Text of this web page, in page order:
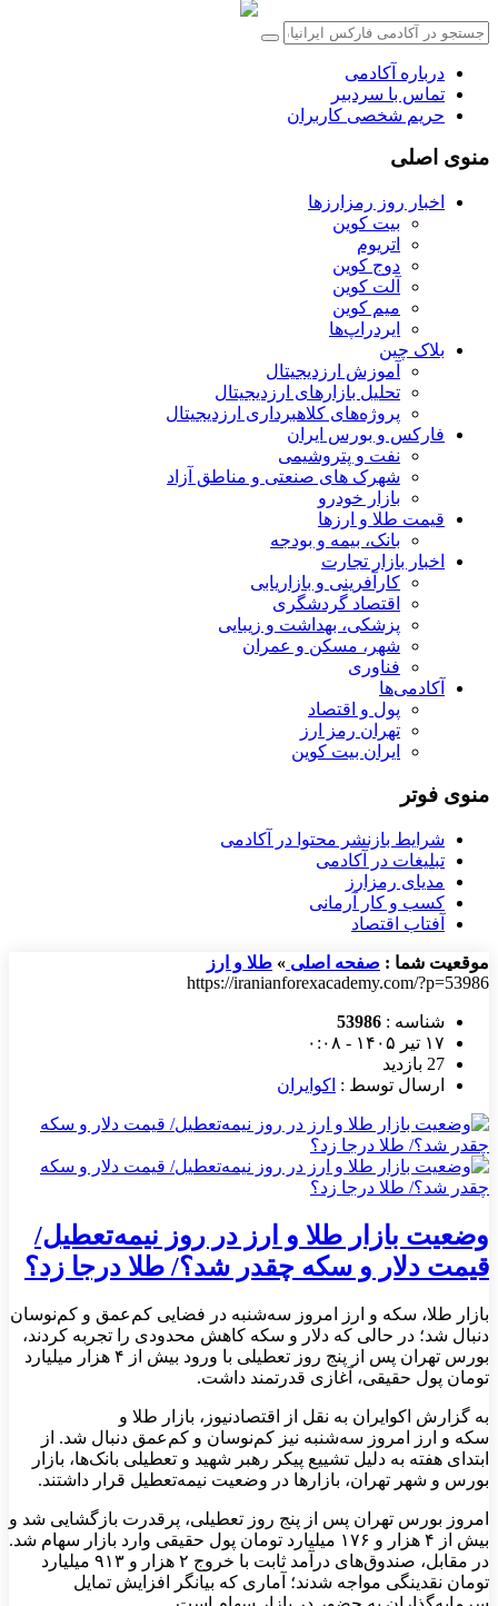
درباره آکادمی
تماس با سردبیر
حریم شخصی کاربران
منوی اصلی
اخبار روز رمزارزها
بیت کوین
اتریوم
دوج کوین
آلت کوین
میم کوین‌
ایردراپ‌ها
بلاک چین
آموزش ارزدیجیتال
تحلیل بازارهای ارزدیجیتال
پروژه‌های کلاهبرداری ارزدیجیتال
فارکس و بورس ایران
نفت و پتروشیمی
شهرک های صنعتی و مناطق آزاد
بازار خودرو
قیمت طلا و ارزها
بانک، بیمه و بودجه
اخبار بازار تجارت
کارآفرینی و بازاریابی
اقتصاد گردشگری
پزشکی، بهداشت و زیبایی
شهر، مسکن و عمران
فناوری
آکادمی‌ها
پول و اقتصاد
تهران رمز ارز
ایران بیت کوین
منوی فوتر
شرایط بازنشر محتوا در آکادمی
تبلیغات در آکادمی
مدیای رمزارز
کسب و کار آرمانی
آفتاب اقتصاد
موقعیت شما : صفحه اصلی » طلا و ارز
https://iranianforexacademy.com/?p=53986
شناسه : 53986
۱۷ تیر ۱۴۰۵ - ۰:۰۸
27 بازدید
ارسال توسط : اکوایران
وضعیت بازار طلا و ارز در روز نیمه‌تعطیل/
قیمت دلار و سکه چقدر شد؟/ طلا درجا زد؟
بازار طلا، سکه و ارز امروز سه‌شنبه در فضایی کم‌عمق و کم‌نوسان
دنبال شد؛ در حالی که دلار و سکه کاهش محدودی را تجربه کردند،
بورس تهران پس از پنج روز تعطیلی با ورود بیش از ۴ هزار میلیارد
تومان پول حقیقی، آغازی قدرتمند داشت.
به گزارش اکوایران به نقل از اقتصادنیوز، بازار طلا و
سکه و ارز امروز سه‌شنبه نیز کم‌نوسان و کم‌عمق دنبال شد. از
ابتدای هفته به دلیل تشییع پیکر رهبر شهید و تعطیلی بانک‌ها، بازار
بورس و شهر تهران، بازارها در وضعیت نیمه‌تعطیل قرار داشتند.
امروز بورس تهران پس از پنج روز تعطیلی، پرقدرت بازگشایی شد و
بیش از ۴ هزار و ۱۷۶ میلیارد تومان پول حقیقی وارد بازار سهام شد.
در مقابل، صندوق‌های درآمد ثابت با خروج ۲ هزار و ۹۱۳ میلیارد
تومان نقدینگی مواجه شدند؛ آماری که بیانگر افزایش تمایل